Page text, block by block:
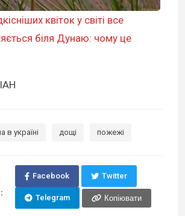
квіток у світі все
біля Дунаю: чому це
в україні дощі пожежі
Facebook Twitter
Telegram Копіювати